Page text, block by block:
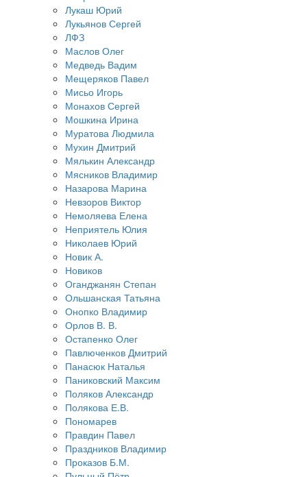
Лукаш Юрий
Лукьянов Сергей
ЛФЗ
Маслов Олег
Медведь Вадим
Мещеряков Павел
Мисьо Игорь
Монахов Сергей
Мошкина Ирина
Муратова Людмила
Мухин Дмитрий
Мялькин Александр
Мясников Владимир
Назарова Марина
Невзоров Виктор
Немоляева Елена
Неприятель Юлия
Николаев Юрий
Новик А.
Новиков
Оганджанян Степан
Ольшанская Татьяна
Онопко Владимир
Орлов В. В.
Остапенко Олег
Павлюченков Дмитрий
Панасюк Наталья
Паниковский Максим
Поляков Александр
Полякова Е.В.
Пономарев
Правдин Павел
Праздников Владимир
Проказов Б.М.